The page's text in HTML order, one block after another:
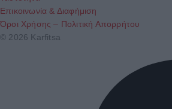
Επικοινωνία & Διαφήμιση
Όροι Χρήσης – Πολιτική Απορρήτου
© 2026 Karfitsa